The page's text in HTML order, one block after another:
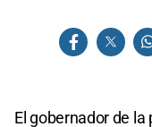
El gobernador de